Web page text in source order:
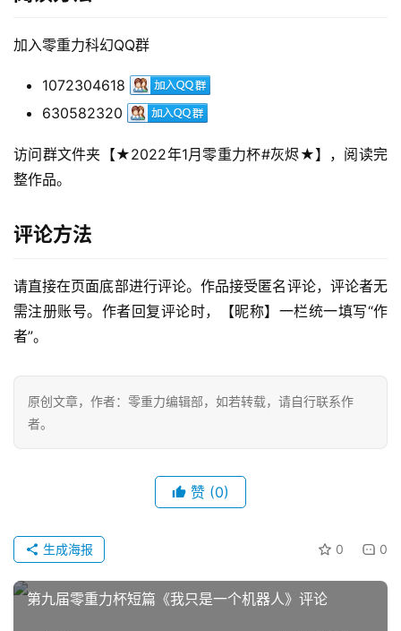
重
力
科
幻
科
资
加入零重力科幻QQ群
1072304618
630582320
访问群文件夹【★2022年1月零重力杯#灰烬★】，阅读完
整作品。
评论方法
请直接在页面底部进行评论。作品接受匿名评论，评论者无
需注册账号。作者回复评论时，【昵称】一栏统一填写“作
者”。
原创文章，作者：零重力编辑部，如若转载，请自行联系作
者。
赞 (0)
0 0
生成海报
第九届零重力杯短篇《我只是一个机器人》评论